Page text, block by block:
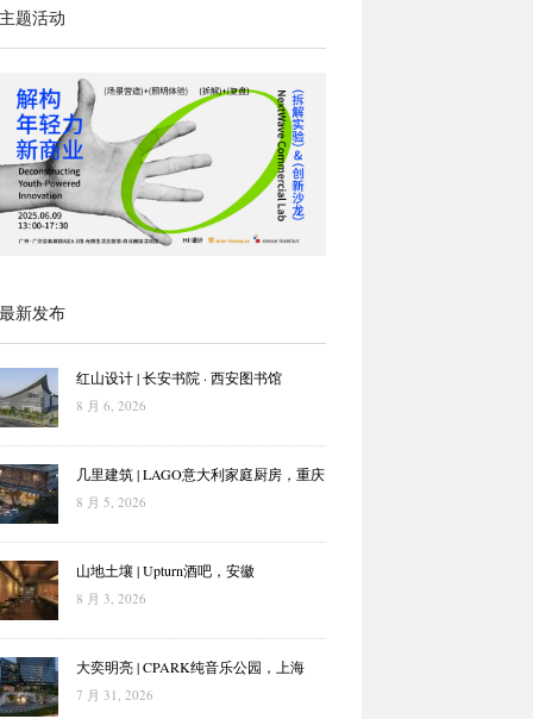
题活动
新发布
红山设计 | 长安书院 · 西安图书馆
8 月 6, 2026
几里建筑 | LAGO意大利家庭厨房，重庆
8 月 5, 2026
山地土壤 | Upturn酒吧，安徽
8 月 3, 2026
大奕明亮 | CPARK纯音乐公园，上海
7 月 31, 2026